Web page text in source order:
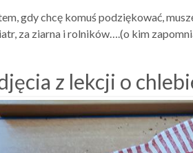
gdy chcę komuś podziękować,
za ziarna i rolników….(o kim
z lekcji o